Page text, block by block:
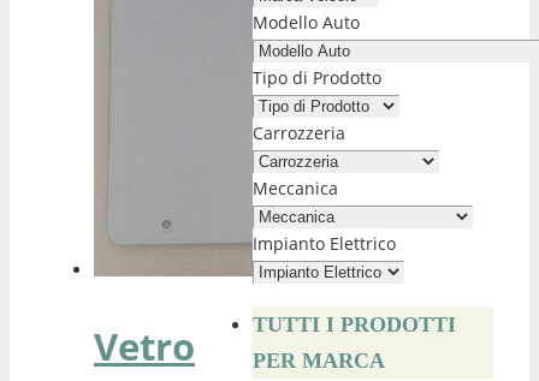
Vetro
Modello Auto
Tipo di Prodotto
Carrozzeria
Meccanica
Impianto Elettrico
TUTTI I PRODOTTI
PER MARCA